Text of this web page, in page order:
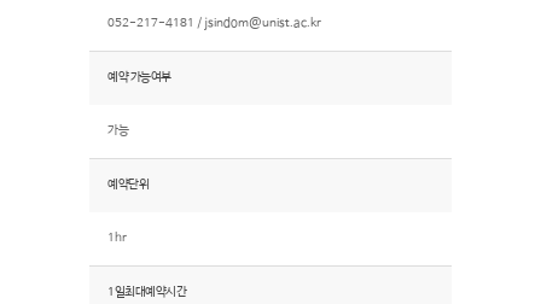
052-217-4181 / jsindom@unist.ac.kr
예약 가능여부
가능
예약단위
1hr
1일최대예약시간